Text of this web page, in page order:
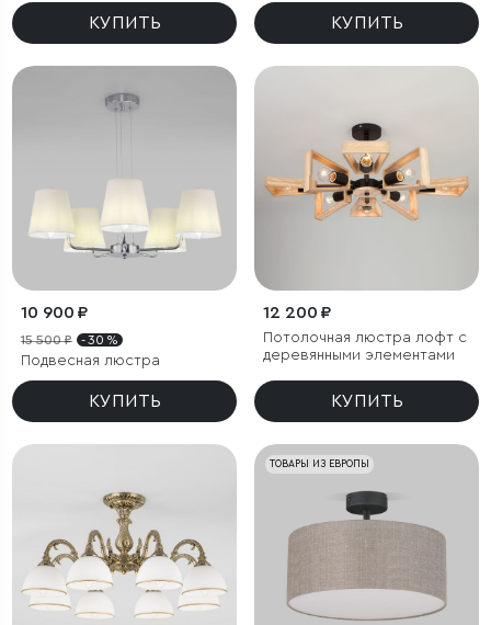
КУПИТЬ КУПИТЬ
10 900 ₽
15 500 ₽ - 30 %
Подвесная люстра
КУПИТЬ
12 200 ₽
Потолочная люстра лофт с
деревянными элементами
КУПИТЬ
ТОВАРЫ ИЗ ЕВРОПЫ